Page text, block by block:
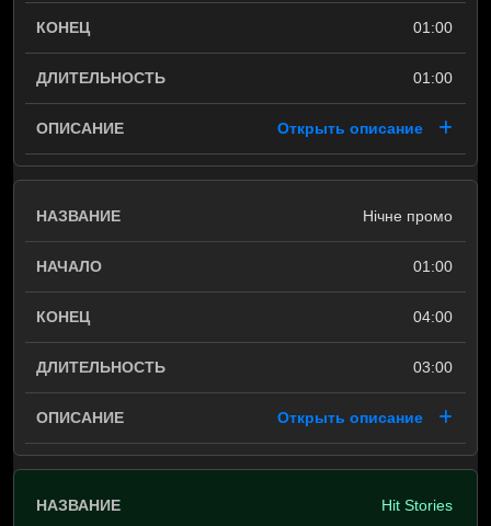
01:00
01:00
Открыть описание
Нічне промо
01:00
04:00
03:00
Открыть описание
Hit Stories